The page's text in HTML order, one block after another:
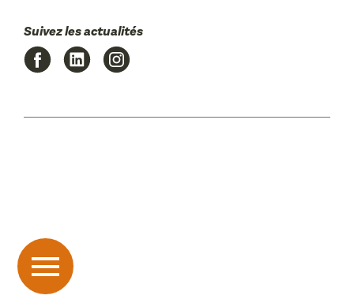
Suivez les actualités